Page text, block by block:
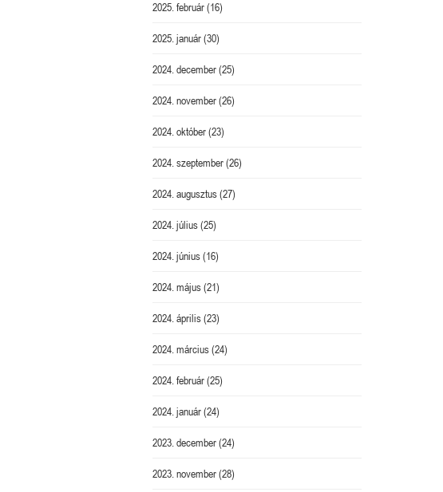
2025. február(16)
2025. január(30)
2024. december(25)
2024. november(26)
2024. október(23)
2024. szeptember(26)
2024. augusztus(27)
2024. július(25)
2024. június(16)
2024. május(21)
2024. április(23)
2024. március(24)
2024. február(25)
2024. január(24)
2023. december(24)
2023. november(28)